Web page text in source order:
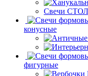
Свечи
конусные
фигурные